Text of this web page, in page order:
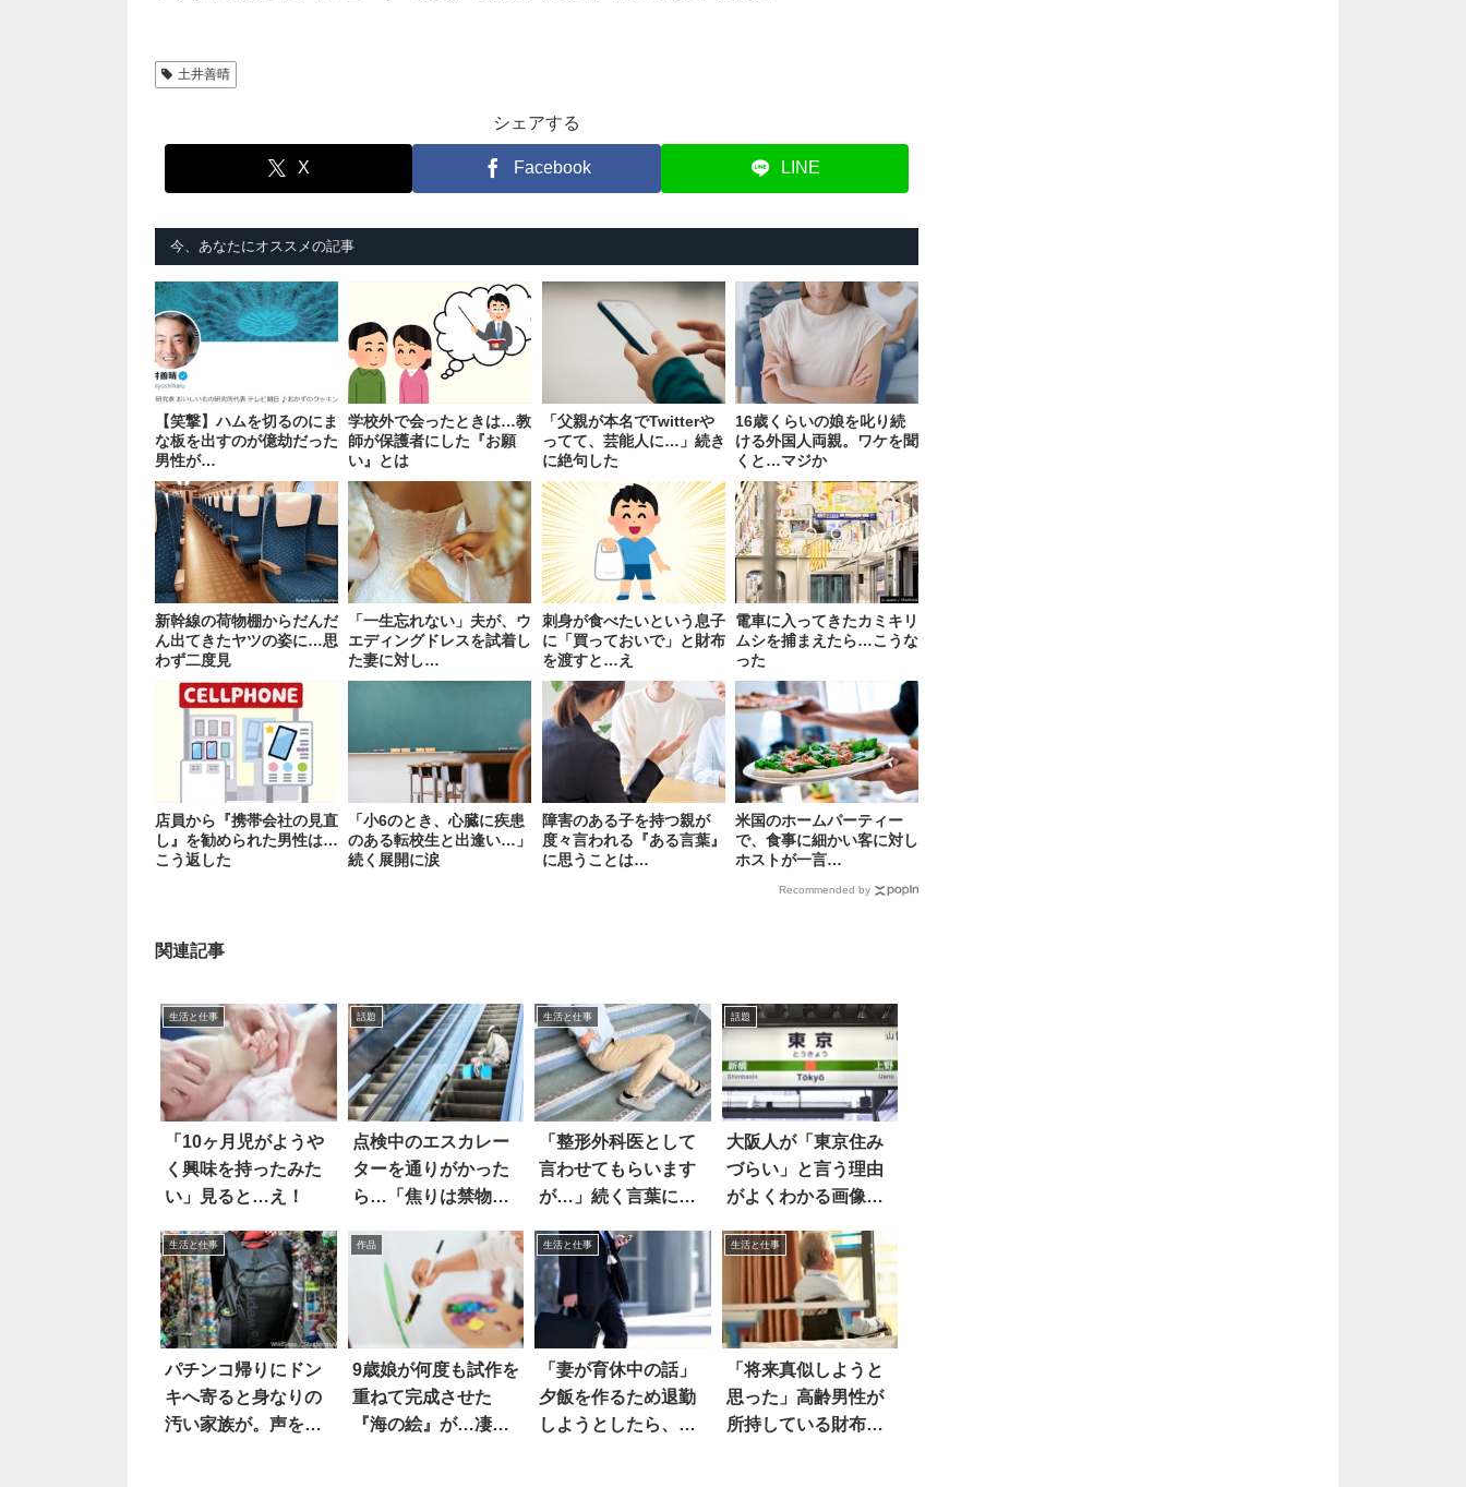
土井善晴
シェアする
X Facebook LINE
今、あなたにオススメの記事
【笑撃】ハムを切るのにま
な板を出すのが億劫だった
男性が…
学校外で会ったときは…教
師が保護者にした『お願
い』とは
「父親が本名でTwitterや
ってて、芸能人に…」続き
に絶句した
16歳くらいの娘を叱り続
ける外国人両親。ワケを聞
くと…マジか
新幹線の荷物棚からだんだ
ん出てきたヤツの姿に…思
わず二度見
「一生忘れない」夫が、ウ
エディングドレスを試着し
た妻に対し…
刺身が食べたいという息子
に「買っておいで」と財布
を渡すと…え
電車に入ってきたカミキリ
ムシを捕まえたら…こうな
った
店員から『携帯会社の見直
し』を勧められた男性は…
こう返した
「小6のとき、心臓に疾患
のある転校生と出逢い…」
続く展開に涙
障害のある子を持つ親が
度々言われる『ある言葉』
に思うことは…
米国のホームパーティー
で、食事に細かい客に対し
ホストが一言…
Recommended by
関連記事
生活と仕事
「10ヶ月児がようや
く興味を持ったみた
い」見ると…え！
話題
点検中のエスカレー
ターを通りがかった
ら…「焦りは禁物」
生活と仕事
「整形外科医として
言わせてもらいます
が…」続く言葉にド
話題
大阪人が「東京住み
づらい」と言う理由
がよくわかる画像が
イ！
生活と仕事
パチンコ帰りにドン
キへ寄ると身なりの
汚い家族が。声をか
作品
9歳娘が何度も試作を
重ねて完成させた
『海の絵』が…凄
生活と仕事
「妻が育休中の話」
夕飯を作るため退勤
しようとしたら、同
生活と仕事
「将来真似しようと
思った」高齢男性が
所持している財布の